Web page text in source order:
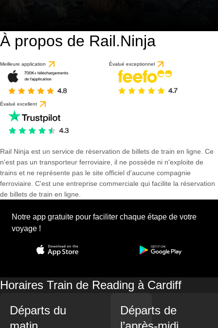
À propos de Rail.Ninja
Meilleure application Évalué exceptionnel
Évalué excellent
Rail Ninja est un service de réservation de billets de train en ligne. Ce
n'est pas un transporteur ferroviaire, il ne possède ni n'exploite de
trains et ne représente pas le site officiel d'aucune compagnie
ferroviaire. C'est une entreprise commerciale qui facilite la réservation
de billets de train en ligne.
Notre app gratuite pour faciliter chaque étape de votre
voyage !
Horaires Train de Reading à Cardiff
Départs du
Départs de